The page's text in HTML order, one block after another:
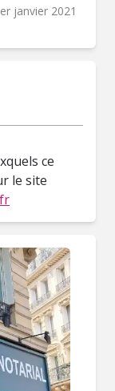
janvier 2021
ce
le site